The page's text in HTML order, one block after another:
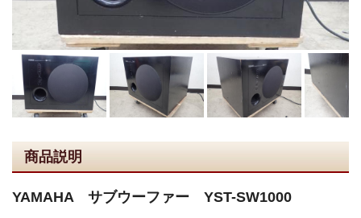
商品説明
YAMAHA サブウーファー YST-SW1000